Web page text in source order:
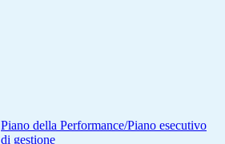
Piano della Performance/Piano esecutivo
di gestione